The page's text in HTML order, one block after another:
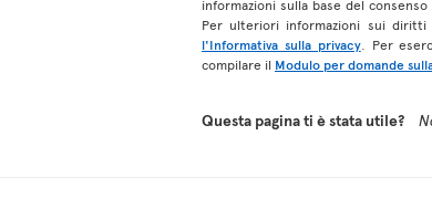
informazioni sulla base del
Per ulteriori informazioni sui
l'Informativa sulla privacy. Per
compilare il Modulo per domande
Questa pagina ti è stata utile?